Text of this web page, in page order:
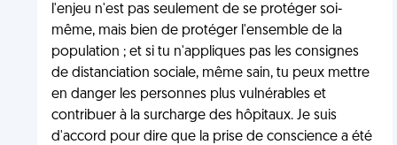
l'enjeu n'est pas seulement de se protéger soi-
même, mais bien de protéger l'ensemble de la
population ; et si tu n'appliques pas les consignes
de distanciation sociale, même sain, tu peux mettre
en danger les personnes plus vulnérables et
contribuer à la surcharge des hôpitaux. Je suis
d'accord pour dire que la prise de conscience a été